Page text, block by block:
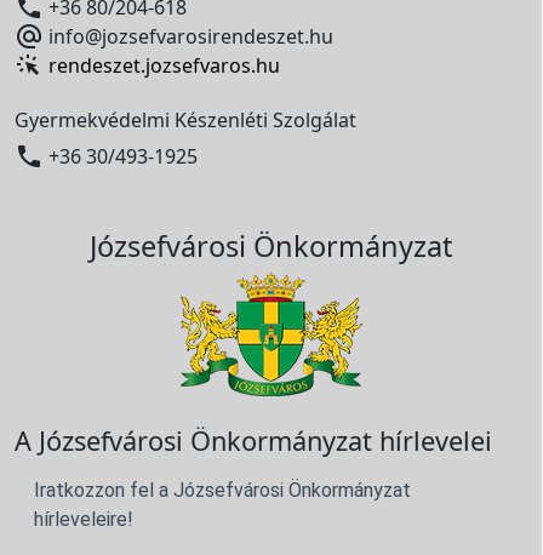
 +36 80/204-618
 info@jozsefvarosirendeszet.hu
rendeszet.jozsefvaros.hu
Gyermekvédelmi Készenléti Szolgálat
 +36 30/493-1925
Józsefvárosi Önkormányzat
A Józsefvárosi Önkormányzat hírlevelei
Iratkozzon fel a Józsefvárosi Önkormányzat
hírleveleire!